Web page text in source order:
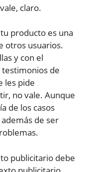
claro.
producto es una
otros usuarios.
y con el
de
les pide
no vale. Aunque
de los casos
de ser
publicitario debe